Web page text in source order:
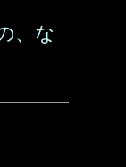
、な